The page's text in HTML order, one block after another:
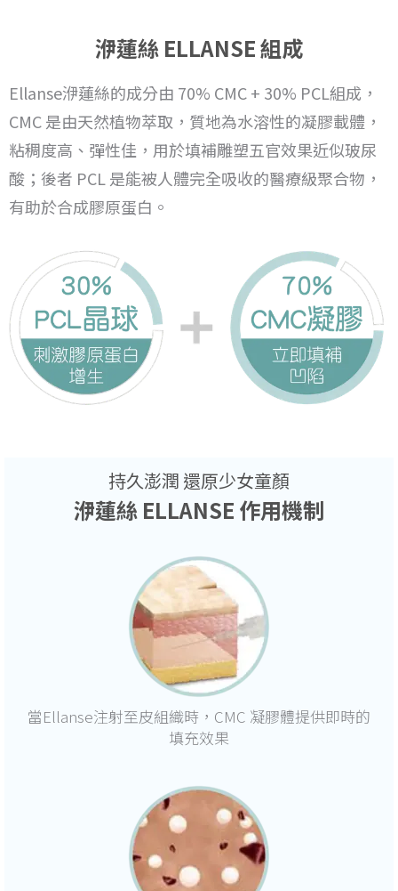
洢蓮絲 ELLANSE 組成
Ellanse洢蓮絲的成分由 70% CMC + 30% PCL組成，
CMC 是由天然植物萃取，質地為水溶性的凝膠載體，
粘稠度高、彈性佳，用於填補雕塑五官效果近似玻尿
酸；後者 PCL 是能被人體完全吸收的醫療級聚合物，
有助於合成膠原蛋白。
持久澎潤 還原少女童顏
洢蓮絲 ELLANSE 作用機制
當Ellanse注射至皮組織時，CMC 凝膠體提供即時的
填充效果